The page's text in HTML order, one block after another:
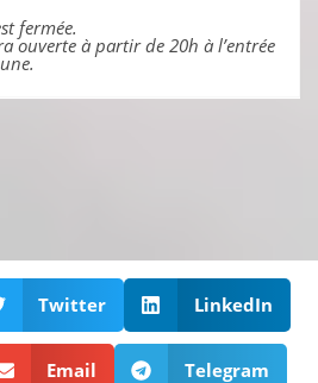
fermée.
ouverte à partir de 20h à l’entrée
Twitter LinkedIn
Email Telegram